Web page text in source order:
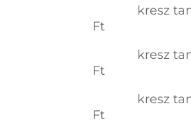
kresz
Ft
kresz
Ft
kresz
Ft